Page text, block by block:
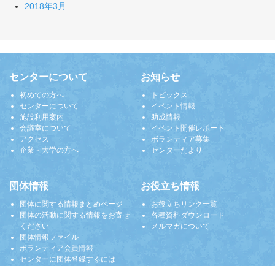
2018年3月
センターについて
初めての方へ
センターについて
施設利用案内
会議室について
アクセス
企業・大学の方へ
お知らせ
トピックス
イベント情報
助成情報
イベント開催レポート
ボランティア募集
センターだより
団体情報
団体に関する情報まとめページ
団体の活動に関する情報をお寄せ
ください
団体情報ファイル
ボランティア会員情報
センターに団体登録するには
お役立ち情報
お役立ちリンク一覧
各種資料ダウンロード
メルマガについて